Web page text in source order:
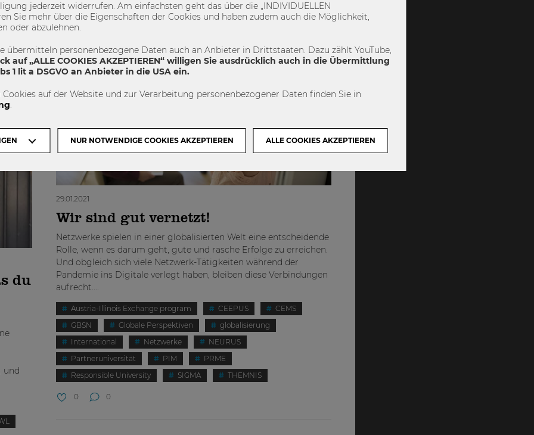
29.01.2021
Wir sind gut vernetzt!
Netzwerke spielen in einer globalisierten Welt eine entscheidende
Rolle, wenn es darum geht, gute und rasche Erfolge zu erreichen.
Und obgleich sich viele Netzwerk-Tätigkeiten während der
Pandemie ins Digitale verlegt haben, bleiben diese Verbindungen
aufrecht....
Austria-Illinois Exchange program CEEPUS
CEMS
GBSN
Globale Perspektiven
globalisierung
International
Netzwerke
NEURUS
Partneruniversität
PIM
PRME
Responsible University
SIGMA THEMNIS
0 0
du
und
jederzeit widerrufen. Am einfachsten geht das über die „INDIVIDUELLEN
Sie mehr über die Eigenschaften der Cookies und haben zudem auch die Möglichkeit,
oder abzulehnen.
übermitteln personenbezogene Daten auch an Anbieter in Drittstaaten. Dazu zählt YouTube,
auf „ALLE COOKIES AKZEPTIEREN“ willigen Sie ausdrücklich auch in die Übermittlung
1 lit a DSGVO an Anbieter in die USA ein.
auf der Website und zur Verarbeitung personenbezogener Daten finden Sie in
.
NUR NOTWENDIGE COOKIES AKZEPTIEREN ALLE COOKIES AKZEPTIEREN